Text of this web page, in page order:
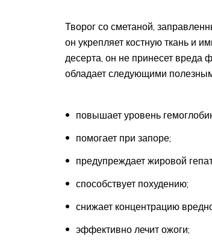
Творог со сметаной,
он укрепляет костную ткань и
десерта, он не принесет вреда
обладает следующими
повышает уровень
помогает при запоре;
предупреждает жировой
способствует похудению;
снижает концентрацию
эффективно лечит ожоги;